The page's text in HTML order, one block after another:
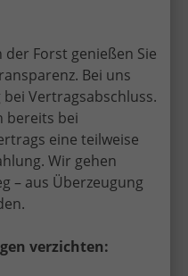
links/rechts
Forst genießen Sie
Bei uns
Vertragsabschluss.
bereits bei
eine teilweise
Wir gehen
– aus Überzeugung
verzichten: